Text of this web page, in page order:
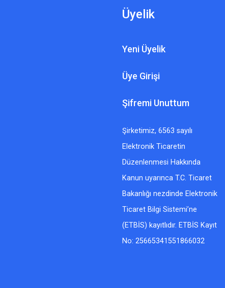
Üyelik
Yeni Üyelik
Üye Girişi
Şifremi Unuttum
Şirketimiz, 6563 sayılı
Elektronik Ticaretin
Düzenlenmesi Hakkında
Kanun uyarınca T.C. Ticaret
Bakanlığı nezdinde Elektronik
Ticaret Bilgi Sistemi’ne
(ETBİS) kayıtlıdır. ETBİS Kayıt
No: 25665341551866032